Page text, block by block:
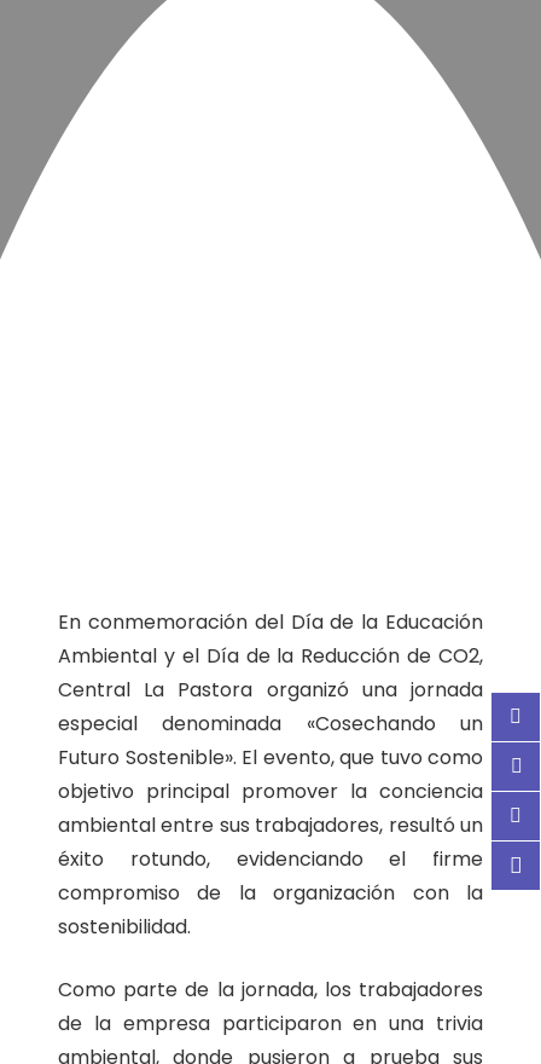
En conmemoración del Día de la Educación
Ambiental y el Día de la Reducción de CO2,
Central La Pastora organizó una jornada
especial denominada «Cosechando un
Futuro Sostenible». El evento, que tuvo como
objetivo principal promover la conciencia
ambiental entre sus trabajadores, resultó un
éxito rotundo, evidenciando el firme
compromiso de la organización con la
sostenibilidad.
Como parte de la jornada, los trabajadores
de la empresa participaron en una trivia
ambiental, donde pusieron a prueba sus